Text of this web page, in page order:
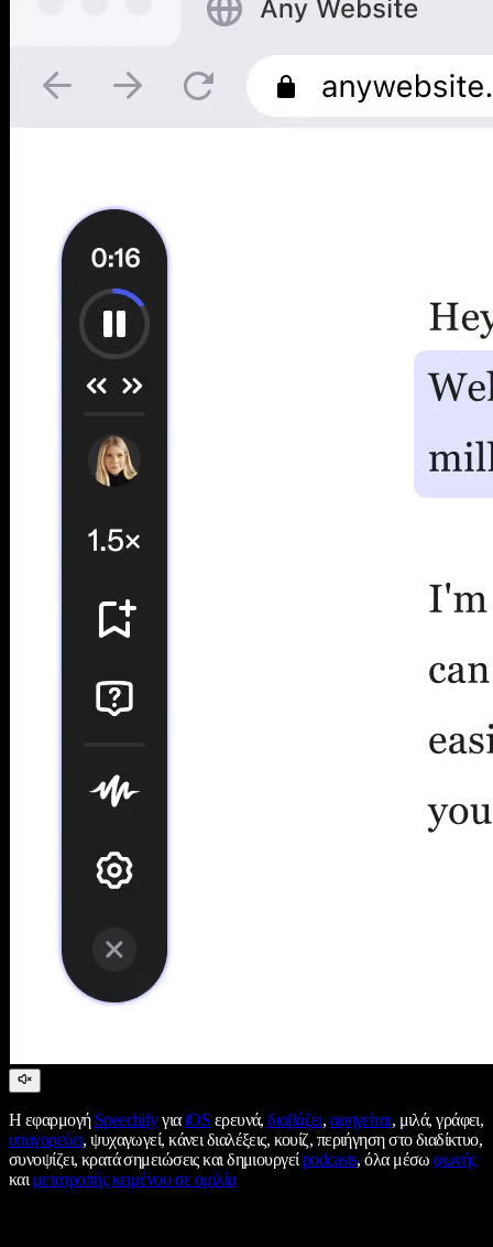
Η εφαρμογή SpeechifyγιαiOS ερευνά,διαβάζει, αφηγείται, μιλά, γράφει,
υπαγορεύει, ψυχαγωγεί, κάνει διαλέξεις, κουίζ, περιήγηση στο διαδίκτυο,
συνοψίζει, κρατά σημειώσεις και δημιουργείpodcasts, όλα μέσωφωνής
καιμετατροπής κειμένου σε ομιλία